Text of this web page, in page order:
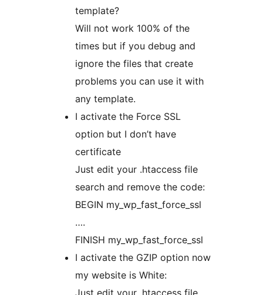
template?
Will not work 100% of the
times but if you debug and
ignore the files that create
problems you can use it with
any template.
I activate the Force SSL
option but I don’t have
certificate
Just edit your .htaccess file
search and remove the code:
BEGIN my_wp_fast_force_ssl
….
FINISH my_wp_fast_force_ssl
I activate the GZIP option now
my website is White: